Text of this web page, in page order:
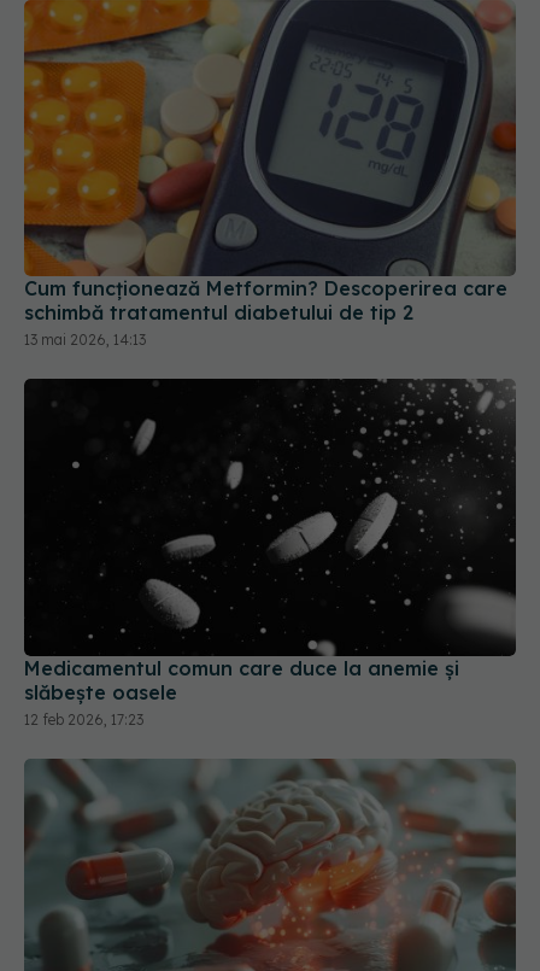
Cum funcționează Metformin? Descoperirea care
schimbă tratamentul diabetului de tip 2
13 mai 2026, 14:13
Medicamentul comun care duce la anemie și
slăbește oasele
12 feb 2026, 17:23